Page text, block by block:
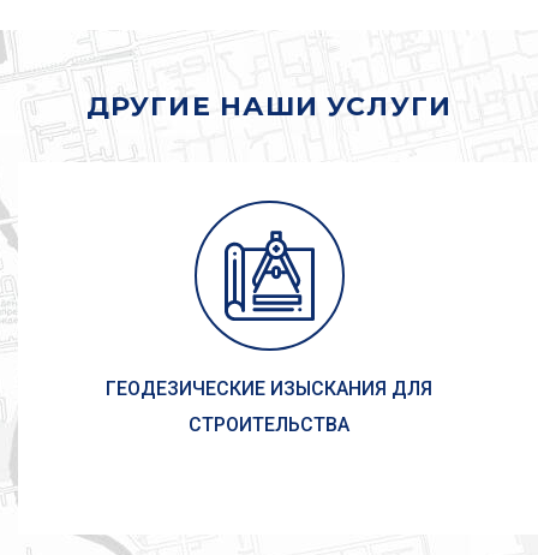
ДРУГИЕ НАШИ УСЛУГИ
ГЕОДЕЗИЧЕСКИЕ ИЗЫСКАНИЯ ДЛЯ
СТРОИТЕЛЬСТВА